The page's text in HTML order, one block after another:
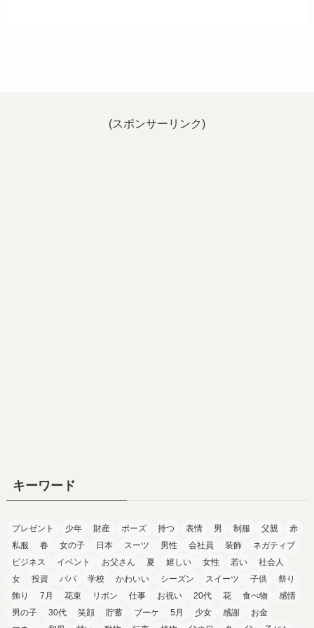
(スポンサーリンク)
キーワード
プレゼント 少年 財産 ポーズ 持つ 表情 男 制服 父親
赤
私服
春 女の子 日本 スーツ 男性 会社員 装飾
ネガティブ
ビジネス
イベント お父さん 夏 嬉しい 女性 若い
社会人
女
投資 パパ 学校 かわいい シーズン スイーツ 子供
祭り
飾り
7月 花束 リボン 仕事 お祝い 20代 花 食べ物
感情
男の子
30代 笑顔 貯蓄 ブーケ 5月 少女 感謝
お金